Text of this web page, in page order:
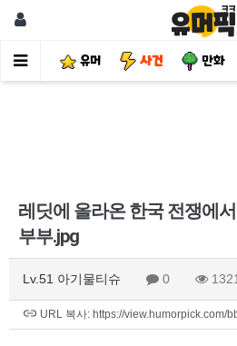
유머 사건 만화
레딧에 올라온 한국 전쟁에
부부.jpg
Lv.51 아기물티슈 0 1321
URL 복사: https://view.humorpick.com/